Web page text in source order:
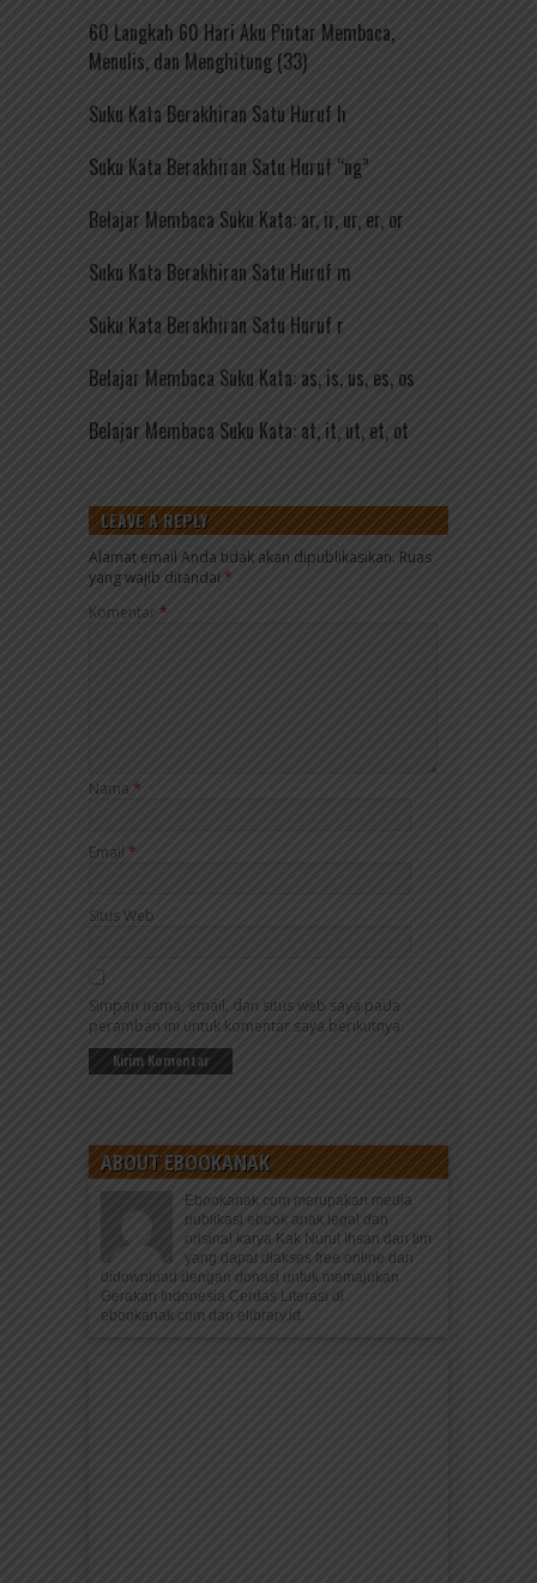
60 Langkah 60 Hari Aku Pintar Membaca,
Menulis, dan Menghitung (33)
Suku Kata Berakhiran Satu Huruf h
Suku Kata Berakhiran Satu Huruf “ng”
Belajar Membaca Suku Kata: ar, ir, ur, er, or
Suku Kata Berakhiran Satu Huruf m
Suku Kata Berakhiran Satu Huruf r
Belajar Membaca Suku Kata: as, is, us, es, os
Belajar Membaca Suku Kata: at, it, ut, et, ot
LEAVE A REPLY
Alamat email Anda tidak akan dipublikasikan. Ruas
yang wajib ditandai *
Komentar *
Nama *
Email *
Situs Web
Simpan nama, email, dan situs web saya pada
peramban ini untuk komentar saya berikutnya.
ABOUT EBOOKANAK
Ebookanak.com merupakan media
publikasi ebook anak legal dan
orisinal karya Kak Nurul Ihsan dan tim
yang dapat diakses free online dan
didownload dengan donasi untuk memajukan
Gerakan Indonesia Cerdas Literasi di
ebookanak.com dan elibrary.id.